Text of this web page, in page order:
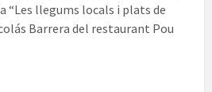
“Les llegums locals i plats de
Barrera del restaurant Pou